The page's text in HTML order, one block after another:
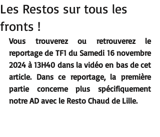
Les Restos sur tous les
fronts !
Vous trouverez ou retrouverez le
reportage de TF1 du Samedi 16 novembre
2024 à 13H40 dans la vidéo en bas de cet
article. Dans ce reportage, la première
partie concerne plus spécifiquement
notre AD avec le Resto Chaud de Lille.